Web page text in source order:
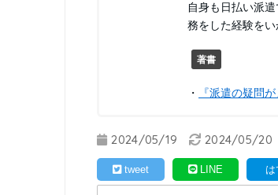
自身も日払い派
務をした経験をい
著書
・ 『派遣の疑問
2024/05/19 2024/05/20
tweet LINE は